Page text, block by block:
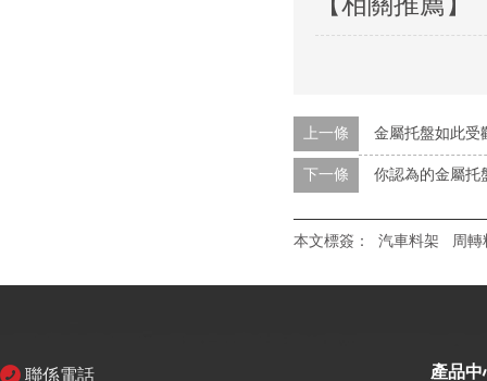
上一條 金屬托盤如此受
下一條 你認為的金屬托
本文標簽： 汽車料架 周轉
聯係電話 產品中